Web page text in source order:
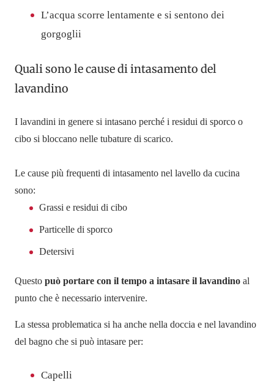
L’acqua scorre lentamente e si sentono dei
gorgoglii
Quali sono le cause di intasamento del
lavandino
I lavandini in genere si intasano perché i residui di sporco o
cibo si bloccano nelle tubature di scarico.
Le cause più frequenti di intasamento nel lavello da cucina
sono:
Grassi e residui di cibo
Particelle di sporco
Detersivi
Questo può portare con il tempo a intasare il lavandino al
punto che è necessario intervenire.
La stessa problematica si ha anche nella doccia e nel lavandino
del bagno che si può intasare per:
Capelli